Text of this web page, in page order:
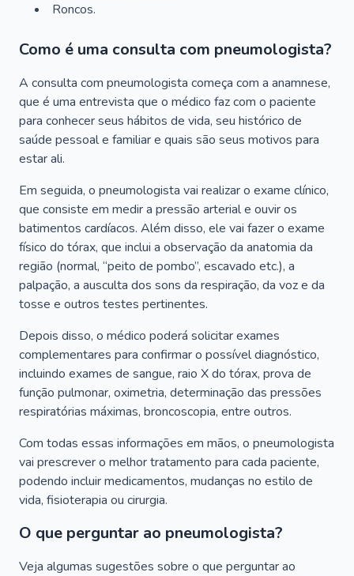
Roncos.
Como é uma consulta com pneumologista?
A consulta com pneumologista começa com a anamnese,
que é uma entrevista que o médico faz com o paciente
para conhecer seus hábitos de vida, seu histórico de
saúde pessoal e familiar e quais são seus motivos para
estar ali.
Em seguida, o pneumologista vai realizar o exame clínico,
que consiste em medir a pressão arterial e ouvir os
batimentos cardíacos. Além disso, ele vai fazer o exame
físico do tórax, que inclui a observação da anatomia da
região (normal, “peito de pombo”, escavado etc.), a
palpação, a ausculta dos sons da respiração, da voz e da
tosse e outros testes pertinentes.
Depois disso, o médico poderá solicitar exames
complementares para confirmar o possível diagnóstico,
incluindo exames de sangue, raio X do tórax, prova de
função pulmonar, oximetria, determinação das pressões
respiratórias máximas, broncoscopia, entre outros.
Com todas essas informações em mãos, o pneumologista
vai prescrever o melhor tratamento para cada paciente,
podendo incluir medicamentos, mudanças no estilo de
vida, fisioterapia ou cirurgia.
O que perguntar ao pneumologista?
Veja algumas sugestões sobre o que perguntar ao